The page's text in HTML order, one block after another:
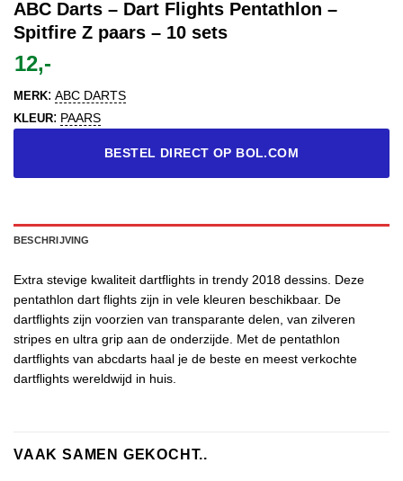
ABC Darts – Dart Flights Pentathlon –
Spitfire Z paars – 10 sets
12,-
MERK: ABC DARTS
KLEUR: PAARS
BESTEL DIRECT OP BOL.COM
BESCHRIJVING
Extra stevige kwaliteit dartflights in trendy 2018 dessins. Deze
pentathlon dart flights zijn in vele kleuren beschikbaar. De
dartflights zijn voorzien van transparante delen, van zilveren
stripes en ultra grip aan de onderzijde. Met de pentathlon
dartflights van abcdarts haal je de beste en meest verkochte
dartflights wereldwijd in huis.
VAAK SAMEN GEKOCHT..